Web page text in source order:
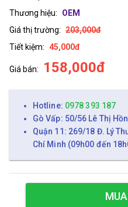
Thương hiệu:
OEM
Giá thị trường: 203,000đ
Tiết kiệm: 45,000đ
Giá bán: 158,000đ
Hotline: 0978 393 187
Gò Vấp: 50/56 Lê Thị
Quận 11: 269/18 Đ. Lý
Chí Minh (09h00 đến